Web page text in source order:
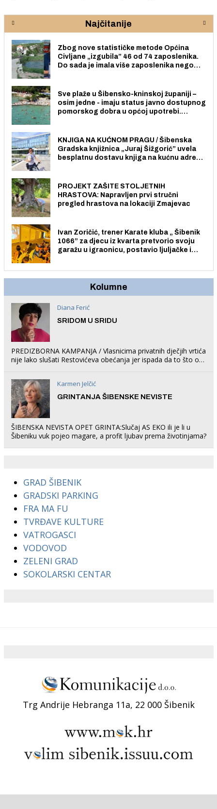
Najčitanije
Zbog nove statističke metode Općina
Civljane „izgubila” 46 od 74 zaposlenika.
Do sada je imala više zaposlenika nego
Sve plaže u Šibensko-kninskoj županiji –
osim jedne - imaju status javno dostupnog
pomorskog dobra u općoj upotrebi.
KNJIGA NA KUĆNOM PRAGU / Šibenska
Gradska knjižnica „Juraj Šižgorić” uvela
besplatnu dostavu knjiga na kućnu adresu
PROJEKT ZAŠITE STOLJETNIH
HRASTOVA: Napravljen prvi stručni
pregled hrastova na lokaciji Zmajevac
Ivan Zoričić, trener Karate kluba „ Šibenik
1066” za djecu iz kvarta pretvorio svoju
garažu u igraonicu, postavio ljuljačke i
Kolumne
Diana Ferić
SRIDOM U SRIDU
PREDIZBORNA KAMPANJA / Vlasnicima privatnih dječjih vrtića
nije lako slušati Restovićeva obećanja jer ispada da to što oni
Karmen Jelčić
GRINTANJA ŠIBENSKE NEVISTE
ŠIBENSKA NEVISTA OPET GRINTA:Slučaj AS EKO ili je li u
Šibeniku vuk pojeo magare, a profit ljubav prema životinjama?
GRAD ŠIBENIK
GRADSKI PARKING
FRA MA FU
TVRĐAVE KULTURE
VATROGASCI
VODOVOD
ZELENI GRAD
SOKOLARSKI CENTAR
Trg Andrije Hebranga 11a, 22 000 Šibenik